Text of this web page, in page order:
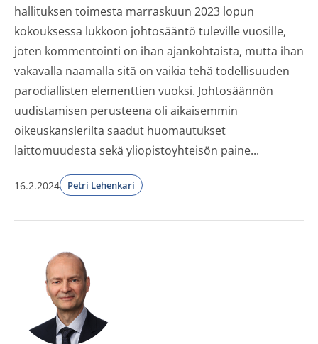
hallituksen toimesta marraskuun 2023 lopun
kokouksessa lukkoon johtosääntö tuleville vuosille,
joten kommentointi on ihan ajankohtaista, mutta ihan
vakavalla naamalla sitä on vaikia tehä todellisuuden
parodiallisten elementtien vuoksi. Johtosäännön
uudistamisen perusteena oli aikaisemmin
oikeuskanslerilta saadut huomautukset
laittomuudesta sekä yliopistoyhteisön paine...
16.2.2024 Petri Lehenkari